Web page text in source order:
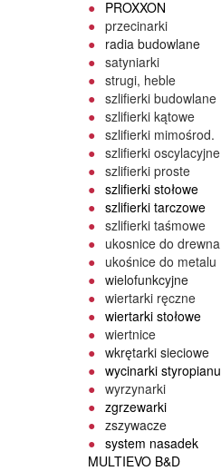
PROXXON
przecinarki
radia budowlane
satyniarki
strugi, heble
szlifierki budowlane
szlifierki kątowe
szlifierki mimośrod.
szlifierki oscylacyjne
szlifierki proste
szlifierki stołowe
szlifierki tarczowe
szlifierki taśmowe
ukosnice do drewna
ukośnice do metalu
wielofunkcyjne
wiertarki ręczne
wiertarki stołowe
wiertnice
wkrętarki sieciowe
wycinarki styropianu
wyrzynarki
zgrzewarki
zszywacze
system nasadek
MULTIEVO B&D